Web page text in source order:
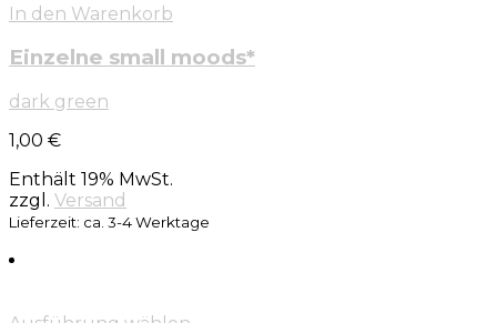
In den Warenkorb
Einzelne small moods*
dark green
1,00 €
Enthält 19% MwSt.
zzgl. Versand
Lieferzeit: ca. 3-4 Werktage